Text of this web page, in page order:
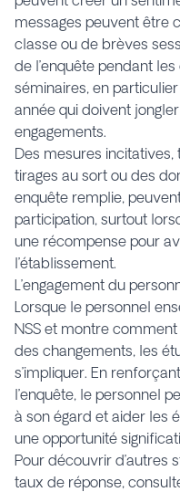
messages peuvent être
classe ou de brèves
de l’enquête pendant
séminaires, en
année qui doivent
engagements.
Des mesures
tirages au sort ou des
enquête remplie,
participation, surtout
une récompense pour
l’établissement.
L’engagement du
Lorsque le personnel
NSS et montre
des changements, les
s’impliquer. En
l’enquête, le personnel
à son égard et aider les
une opportunité
Pour découvrir d’autres
taux de réponse,